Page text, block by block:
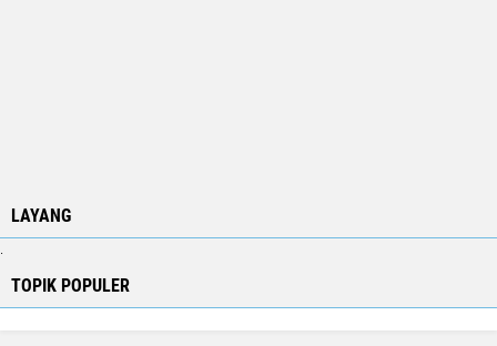
LAYANG
.
TOPIK POPULER